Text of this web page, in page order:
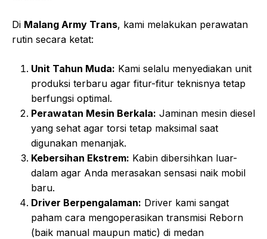
Di Malang Army Trans, kami melakukan perawatan
rutin secara ketat:
Unit Tahun Muda: Kami selalu menyediakan unit
produksi terbaru agar fitur-fitur teknisnya tetap
berfungsi optimal.
Perawatan Mesin Berkala: Jaminan mesin diesel
yang sehat agar torsi tetap maksimal saat
digunakan menanjak.
Kebersihan Ekstrem: Kabin dibersihkan luar-
dalam agar Anda merasakan sensasi naik mobil
baru.
Driver Berpengalaman: Driver kami sangat
paham cara mengoperasikan transmisi Reborn
(baik manual maupun matic) di medan